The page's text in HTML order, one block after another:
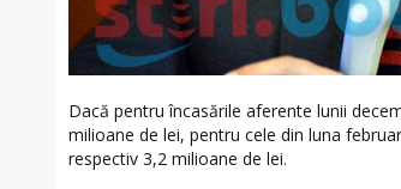
Dacă pentru încasările aferente lunii
milioane de lei, pentru cele din luna
respectiv 3,2 milioane de lei.